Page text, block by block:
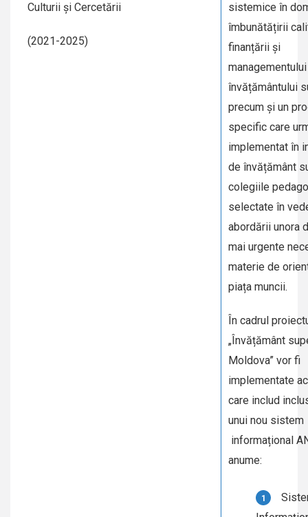
Culturii și Cercetării
(2021-2025)
sistemice în
îmbunătățirii
finanțării și
managementului
învățământului
precum și un
specific care
implementat în
de învățământ
colegiile
selectate în
abordării unora
mai urgente
materie de
piața muncii.
În cadrul
„Învățământ
Moldova” vor fi
implementate
care includ
unui nou sistem
informațional
anume: